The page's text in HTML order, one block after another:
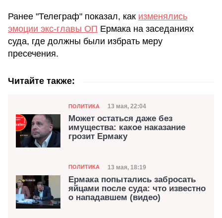
Ранее "Телеграф" показал, как изменялись
эмоции экс-главы ОП Ермака на заседаниях
суда, где должны были избрать меру
пресечения.
Читайте также:
Категория
ПОЛИТИКА Дата публикации
13 мая, 22:04
Может остаться даже без
имущества: какое наказание
грозит Ермаку
Категория
ПОЛИТИКА Дата публикации
13 мая, 18:19
Ермака попытались забросать
яйцами после суда: что известно
о нападавшем (видео)